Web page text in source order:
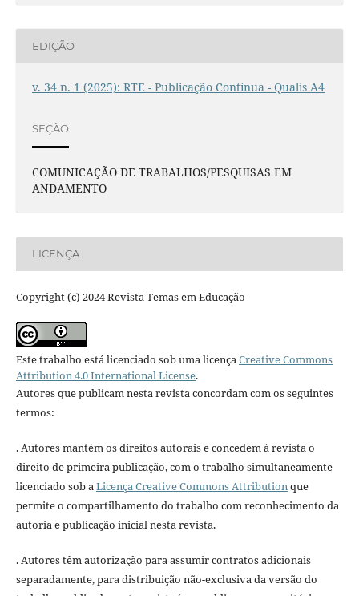
EDIÇÃO
v. 34 n. 1 (2025): RTE - Publicação Contínua - Qualis A4
SEÇÃO
COMUNICAÇÃO DE TRABALHOS/PESQUISAS EM
ANDAMENTO
LICENÇA
Copyright (c) 2024 Revista Temas em Educação
Este trabalho está licenciado sob uma licençaCreative Commons
Attribution 4.0 International License.
Autores que publicam nesta revista concordam com os seguintes
termos:
. Autores mantém os direitos autorais e concedem à revista o
direito de primeira publicação, com o trabalho simultaneamente
licenciado sob aLicença Creative Commons Attributionque
permite o compartilhamento do trabalho com reconhecimento da
autoria e publicação inicial nesta revista.
. Autores têm autorização para assumir contratos adicionais
separadamente, para distribuição não-exclusiva da versão do